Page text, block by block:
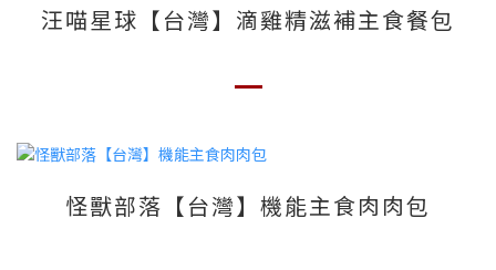
汪喵星球【台灣】滴雞精滋補主食餐包
怪獸部落【台灣】機能主食肉肉包